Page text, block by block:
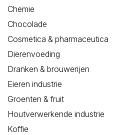
Chemie
Chocolade
Cosmetica & pharmaceutica
Dierenvoeding
Dranken & brouwerijen
Eieren industrie
Groenten & fruit
Houtverwerkende industrie
Koffie